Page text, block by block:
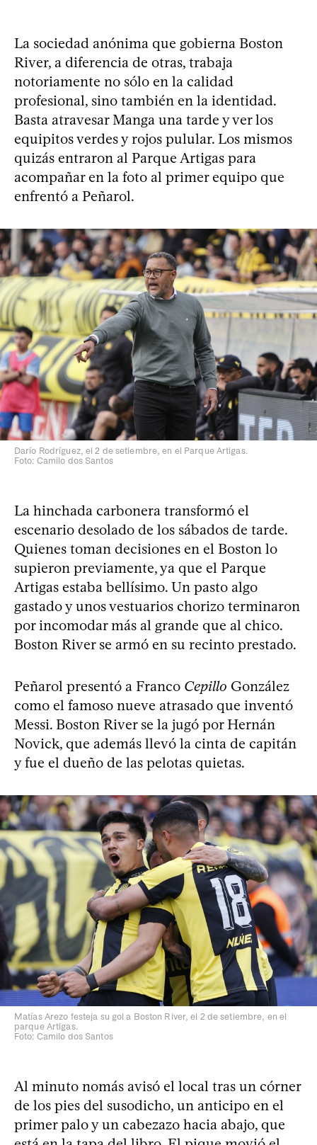
La sociedad anónima que gobierna Boston
River, a diferencia de otras, trabaja
notoriamente no sólo en la calidad
profesional, sino también en la identidad.
Basta atravesar Manga una tarde y ver los
equipitos verdes y rojos pulular. Los mismos
quizás entraron al Parque Artigas para
acompañar en la foto al primer equipo que
enfrentó a Peñarol.
Darío Rodríguez, el 2 de setiembre, en el Parque Artigas.
Foto: Camilo dos Santos
La hinchada carbonera transformó el
escenario desolado de los sábados de tarde.
Quienes toman decisiones en el Boston lo
supieron previamente, ya que el Parque
Artigas estaba bellísimo. Un pasto algo
gastado y unos vestuarios chorizo terminaron
por incomodar más al grande que al chico.
Boston River se armó en su recinto prestado.
Peñarol presentó a Franco Cepillo González
como el famoso nueve atrasado que inventó
Messi. Boston River se la jugó por Hernán
Novick, que además llevó la cinta de capitán
y fue el dueño de las pelotas quietas.
Matías Arezo festeja su gol a Boston River, el 2 de setiembre, en el
parque Artigas.
Foto: Camilo dos Santos
Al minuto nomás avisó el local tras un córner
de los pies del susodicho, un anticipo en el
primer palo y un cabezazo hacia abajo, que